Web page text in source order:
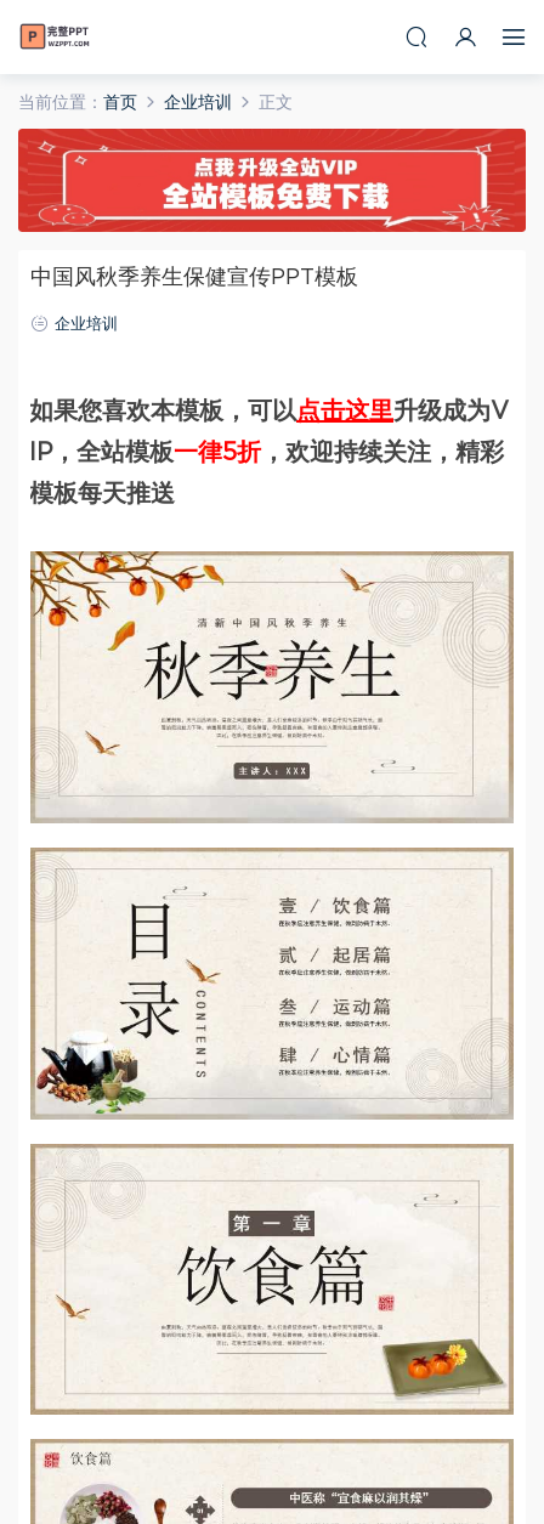
当前位置： 首页 企业培训 正文
中国风秋季养生保健宣传PPT模板
企业培训
如果您喜欢本模板，可以点击这里升级成为V
IP，全站模板一律5折，欢迎持续关注，精彩
模板每天推送